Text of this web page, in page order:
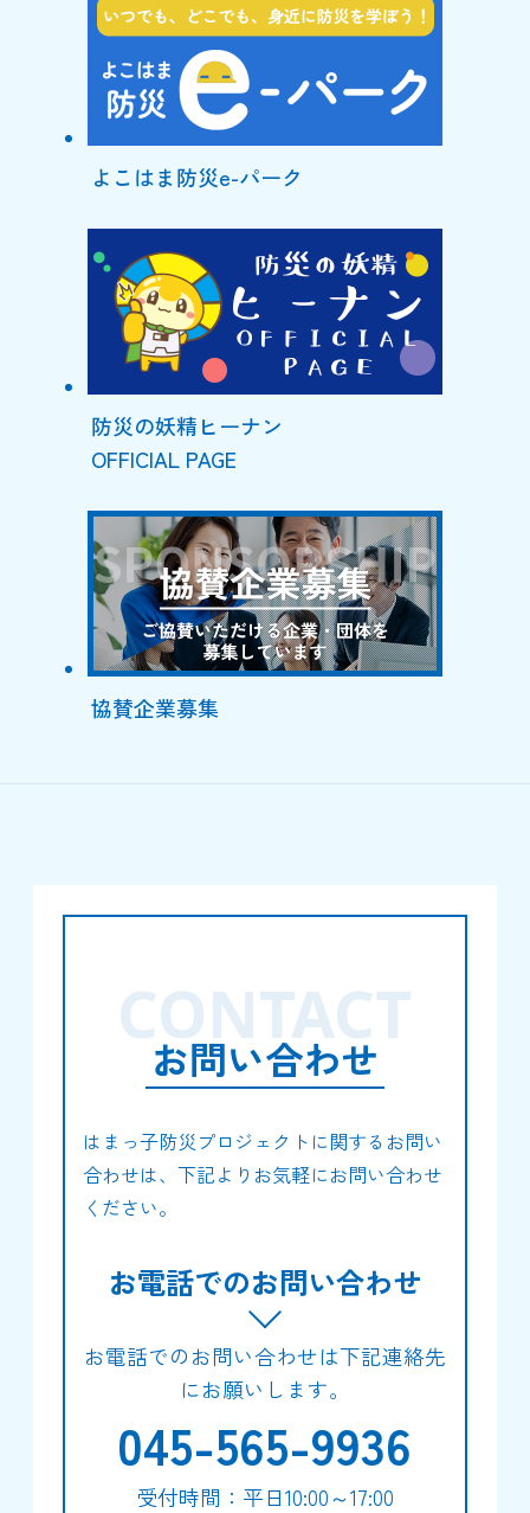
よこはま防災e-パーク
防災の妖精ヒーナン
OFFICIAL PAGE
協賛企業募集
お問い合わせ
CONTACT
はまっ子防災プロジェクトに関するお問い
合わせは、下記よりお気軽にお問い合わせ
ください。
お電話でのお問い合わせ
お電話でのお問い合わせは下記連絡先
にお願いします。
045-565-9936
受付時間：平日10:00～17:00